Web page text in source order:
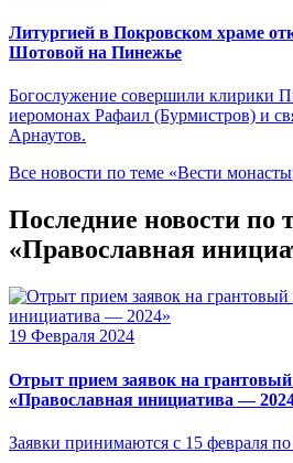
Литургией в Покровском храме
Шотовой на Пинежье
Богослужение совершили клирики
иеромонах Рафаил (Бурмистров) и
Арнаутов.
Все новости по теме «Вести
Последние новости по
«Православная
19 Февраля 2024
Отрыт прием заявок на
«Православная инициатива —
Заявки принимаются с 15 февраля по